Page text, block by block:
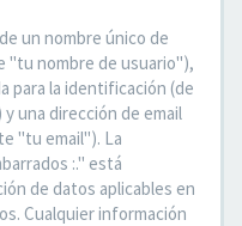
un nombre único de
"tu nombre de usuario"),
para la identificación (de
una dirección de email
"tu email"). La
:." está
de datos aplicables en
Cualquier información